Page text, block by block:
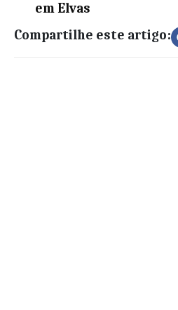
em Elvas
Compartilhe este artigo: